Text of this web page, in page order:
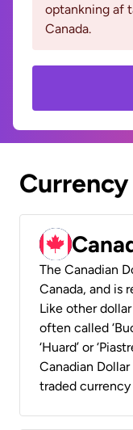
optankning af
Canada.
The Canadian
Canada, and is
Like other
often called
‘Huard’ or
Canadian
traded